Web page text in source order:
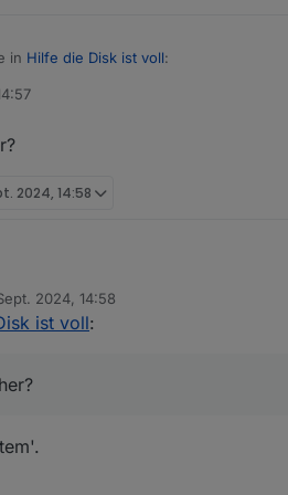
in Hilfe die Disk ist voll:
die kaputten Dateien speichern.
2024, 14:58
2024, 14:58
ist voll: